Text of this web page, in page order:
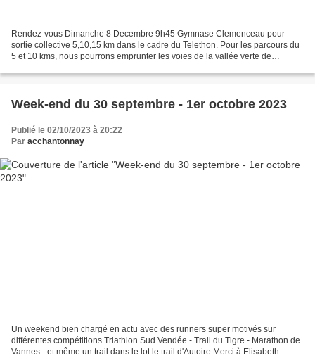
Rendez-vous Dimanche 8 Decembre 9h45 Gymnase Clemenceau pour
sortie collective 5,10,15 km dans le cadre du Telethon. Pour les parcours du
5 et 10 kms, nous pourrons emprunter les voies de la vallée verte de
Week-end du 30 septembre - 1er octobre 2023
Publié le 02/10/2023 à 20:22
Par acchantonnay
Un weekend bien chargé en actu avec des runners super motivés sur
différentes compétitions Triathlon Sud Vendée - Trail du Tigre - Marathon de
Vannes - et même un trail dans le lot le trail d'Autoire Merci à Elisabeth